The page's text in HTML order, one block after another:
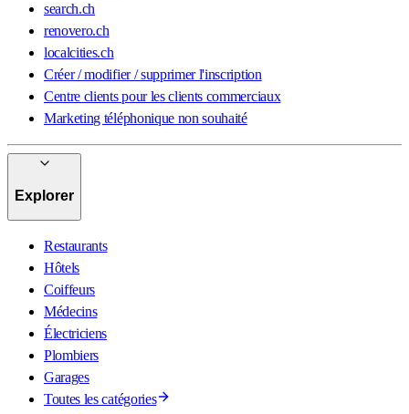
search.ch
renovero.ch
localcities.ch
Créer / modifier / supprimer l'inscription
Centre clients pour les clients commerciaux
Marketing téléphonique non souhaité
Explorer
Restaurants
Hôtels
Coiffeurs
Médecins
Électriciens
Plombiers
Garages
Toutes les catégories